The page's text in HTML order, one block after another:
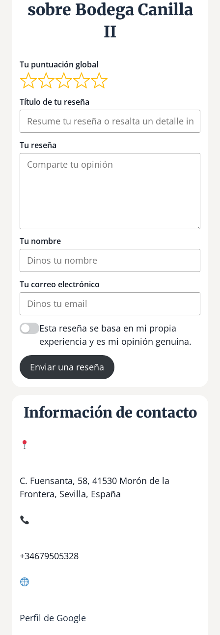
sobre Bodega Canilla
II
Tu puntuación global
Título de tu reseña
Tu reseña
Tu nombre
Tu correo electrónico
Esta reseña se basa en mi propia
experiencia y es mi opinión genuina.
Enviar una reseña
Información de contacto
C. Fuensanta, 58, 41530 Morón de la
Frontera, Sevilla, España
+34679505328
Perfil de Google